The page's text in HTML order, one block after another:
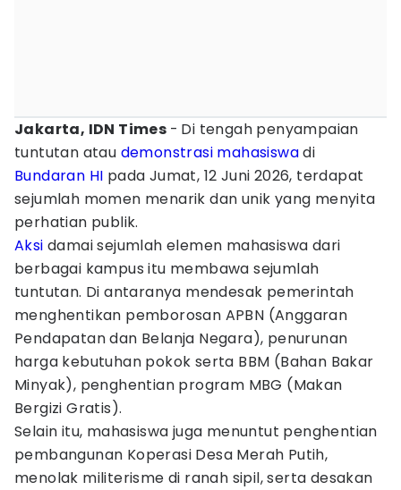
Jakarta, IDN Times - Di tengah penyampaian
tuntutan atau demonstrasi mahasiswadi
Bundaran HI pada Jumat, 12 Juni 2026, terdapat
sejumlah momen menarik dan unik yang menyita
perhatian publik.
Aksi damai sejumlah elemen mahasiswa dari
berbagai kampus itu membawa sejumlah
tuntutan. Di antaranya mendesak pemerintah
menghentikan pemborosan APBN (Anggaran
Pendapatan dan Belanja Negara), penurunan
harga kebutuhan pokok serta BBM (Bahan Bakar
Minyak), penghentian program MBG (Makan
Bergizi Gratis).
Selain itu, mahasiswa juga menuntut penghentian
pembangunan Koperasi Desa Merah Putih,
menolak militerisme di ranah sipil, serta desakan